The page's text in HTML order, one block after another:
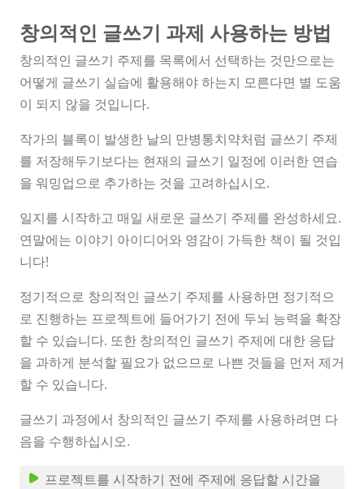
창의적인 글쓰기 과제 사용하는 방법
창의적인 글쓰기 주제를 목록에서 선택하는 것만으로는
어떻게 글쓰기 실습에 활용해야 하는지 모른다면 별 도움
이 되지 않을 것입니다.
작가의 블록이 발생한 날의 만병통치약처럼 글쓰기 주제
를 저장해두기보다는 현재의 글쓰기 일정에 이러한 연습
을 워밍업으로 추가하는 것을 고려하십시오.
일지를 시작하고 매일 새로운 글쓰기 주제를 완성하세요.
연말에는 이야기 아이디어와 영감이 가득한 책이 될 것입
니다!
정기적으로 창의적인 글쓰기 주제를 사용하면 정기적으
로 진행하는 프로젝트에 들어가기 전에 두뇌 능력을 확장
할 수 있습니다. 또한 창의적인 글쓰기 주제에 대한 응답
을 과하게 분석할 필요가 없으므로 나쁜 것들을 먼저 제거
할 수 있습니다.
글쓰기 과정에서 창의적인 글쓰기 주제를 사용하려면 다
음을 수행하십시오.
프로젝트를 시작하기 전에 주제에 응답할 시간을